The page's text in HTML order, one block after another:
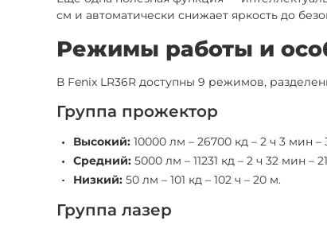
см и автоматически снижает яркость до
Режимы работы и
В Fenix LR36R доступны 9 режимов,
Группа прожектор
Высокий:10000 лм – 26700 кд – 2 ч 3 мин –
Средний: 5000 лм – 11231 кд – 2 ч 32 мин –
Низкий: 50 лм – 101 кд – 102 ч – 20 м.
Группа лазер